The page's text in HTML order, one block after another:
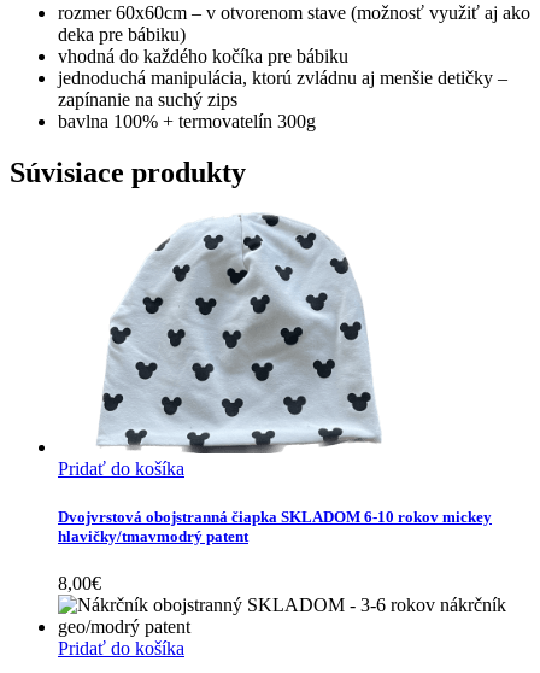
rozmer 60x60cm – v otvorenom stave (možnosť využiť aj ako
deka pre bábiku)
vhodná do každého kočíka pre bábiku
jednoduchá manipulácia, ktorú zvládnu aj menšie detičky –
zapínanie na suchý zips
bavlna 100% + termovatelín 300g
Súvisiace produkty
Pridať do košíka
Dvojvrstová obojstranná čiapka SKLADOM 6-10 rokov mickey
hlavičky/tmavmodrý patent
8,00€
Pridať do košíka